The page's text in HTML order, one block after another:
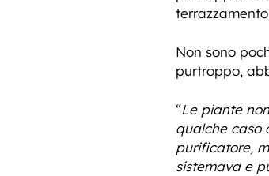
terrazzamento
Non sono
purtroppo,
“Le piante
qualche caso
purificatore,
sistemava e